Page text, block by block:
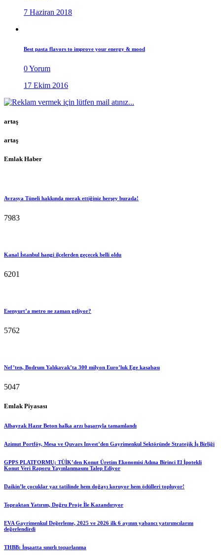
7 Haziran 2018
Best pasta flavors to improve your energy & mood
0 Yorum
17 Ekim 2016
artaş
artaş
Emlak Haber
Avrasya Tüneli hakkında merak ettiğiniz herşey burada!
7983
Kanal İstanbul hangi ilçelerden geçecek belli oldu
6201
Esenyurt’a metro ne zaman geliyor?
5762
Nef’ten, Bodrum Yalıkavak’ta 300 milyon Euro’luk Ege kasabası
5047
Emlak Piyasası
Albayrak Hazır Beton halka arzı başarıyla tamamlandı
Azimut Portföy, Mesa ve Quvars Invest’den Gayrimenkul Sektöründe Stratejik İş Birliği
GPPS PLATFORMU; TÜİK’den Konut Üretim Ekonomisi Adına Birinci El İpotekli
Konut Veri Raporu Yayınlanmasını Talep Ediyor
Daikin’le çocuklar yaz tatilinde hem doğayı koruyor hem ödülleri topluyor!
Topraktan Yatırım, Doğru Proje İle Kazandırıyor
EVA Gayrimenkul Değerleme, 2025 ve 2026 ilk 6 ayının yabancı yatırımcılarını
değerlendirdi
THBB: İnşaatta sınırlı toparlanma